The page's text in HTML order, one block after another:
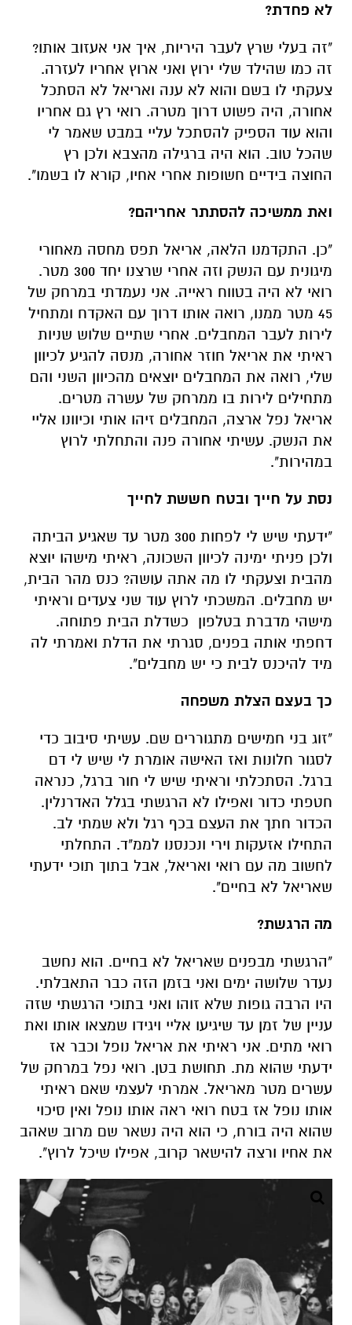
לא פחדת?
"זה בעלי שרץ לעבר היריות, איך אני אעזוב אותו?
זה כמו שהילד שלי ירוץ ואני ארוץ אחריו לעזרה.
צעקתי לו בשם והוא לא ענה ואריאל לא הסתכל
אחורה, היה פשוט דרוך מטרה. רואי רץ גם אחריו
והוא עוד הספיק להסתכל עליי במבט שאמר לי
שהכל טוב. הוא היה ברגילה מהצבא ולכן רץ
החוצה בידיים חשופות אחרי אחיו, קורא לו בשמו".
ואת ממשיכה להסתתר אחריהם?
"כן. התקדמנו הלאה, אריאל תפס מחסה מאחורי
מיגונית עם הנשק וזה אחרי שרצנו יחד 300 מטר.
רואי לא היה בטווח ראייה. אני נעמדתי במרחק של
45 מטר ממנו, רואה אותו דרוך עם האקדח ומתחיל
לירות לעבר המחבלים. אחרי שתיים שלוש שניות
ראיתי את אריאל חוזר אחורה, מנסה להגיע לכיוון
שלי, רואה את המחבלים יוצאים מהכיוון השני והם
מתחילים לירות בו ממרחק של עשרה מטרים.
אריאל נפל ארצה, המחבלים זיהו אותי וכיוונו אליי
את הנשק. עשיתי אחורה פנה והתחלתי לרוץ
במהירות".
נסת על חייך ובטח חששת לחייך
"ידעתי שיש לי לפחות 300 מטר עד שאגיע הביתה
ולכן פניתי ימינה לכיוון השכונה, ראיתי מישהו יוצא
מהבית וצעקתי לו מה אתה עושה? כנס מהר הבית,
יש מחבלים. המשכתי לרוץ עוד שני צעדים וראיתי
מישהי מדברת בטלפון כשדלת הבית פתוחה.
דחפתי אותה בפנים, סגרתי את הדלת ואמרתי לה
מיד להיכנס לבית כי יש מחבלים".
כך בעצם הצלת משפחה
"זוג בני חמישים מתגוררים שם. עשיתי סיבוב כדי
לסגור חלונות ואז האישה אומרת לי שיש לי דם
ברגל. הסתכלתי וראיתי שיש לי חור ברגל, כנראה
חטפתי כדור ואפילו לא הרגשתי בגלל האדרנלין.
הכדור חתך את העצם בכף רגל ולא שמתי לב.
התחילו אזעקות וירי ונכנסנו לממ"ד. התחלתי
לחשוב מה עם רואי ואריאל, אבל בתוך תוכי ידעתי
שאריאל לא בחיים".
מה הרגשת?
"הרגשתי מבפנים שאריאל לא בחיים. הוא נחשב
נעדר שלושה ימים ואני בזמן הזה כבר התאבלתי.
היו הרבה גופות שלא זוהו ואני בתוכי הרגשתי שזה
עניין של זמן עד שיגיעו אליי ויגידו שמצאו אותו ואת
רואי מתים. אני ראיתי את אריאל נופל וכבר אז
ידעתי שהוא מת. תחושת בטן. רואי נפל במרחק של
עשרים מטר מאריאל. אמרתי לעצמי שאם ראיתי
אותו נופל אז בטח רואי ראה אותו נופל ואין סיכוי
שהוא היה בורח, כי הוא היה נשאר שם מרוב שאהב
את אחיו ורצה להישאר קרוב, אפילו שיכל לרוץ".